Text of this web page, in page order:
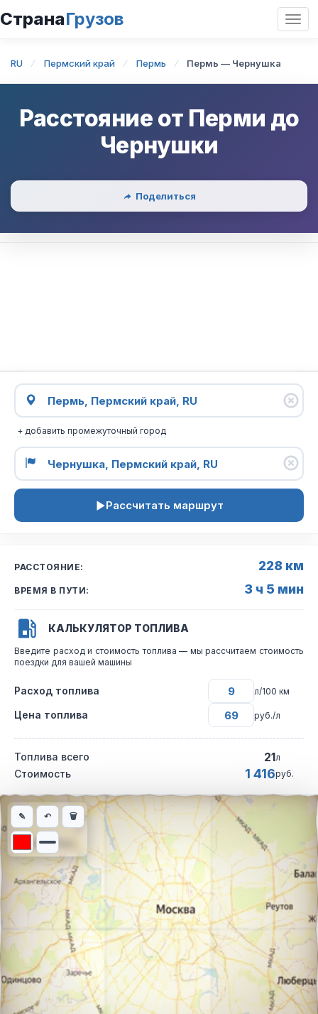
СтранаГрузов
RU Пермский край Пермь Пермь — Чернушка
Расстояние от Перми до
Чернушки
Поделиться
+ добавить промежуточный город
Рассчитать маршрут
РАССТОЯНИЕ: 228 км
ВРЕМЯ В ПУТИ: 3 ч 5 мин
КАЛЬКУЛЯТОР ТОПЛИВА
Введите расход и стоимость топлива — мы рассчитаем стоимость
поездки для вашей машины
Расход топлива л/100 км
Цена топлива руб./л
Топлива всего 21л
Стоимость 1 416руб.
Интерактивная карта автомобильного маршрута из города
✎ ↶ 🗑